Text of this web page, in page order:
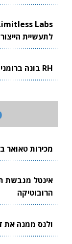
לתעשיית הייצור
RH בונה ברומניה תשתית ייצור ביטחוני ישראלית
מכירות טאואר
אינטל מגבשת
הרובוטיקה
ולנס ממנה את